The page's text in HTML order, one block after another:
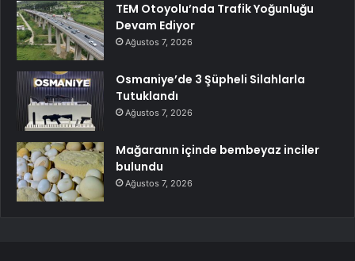
TEM Otoyolu’nda Trafik Yoğunluğu
Devam Ediyor
Ağustos 7, 2026
Osmaniye’de 3 Şüpheli Silahlarla
Tutuklandı
Ağustos 7, 2026
Mağaranın içinde bembeyaz inciler
bulundu
Ağustos 7, 2026